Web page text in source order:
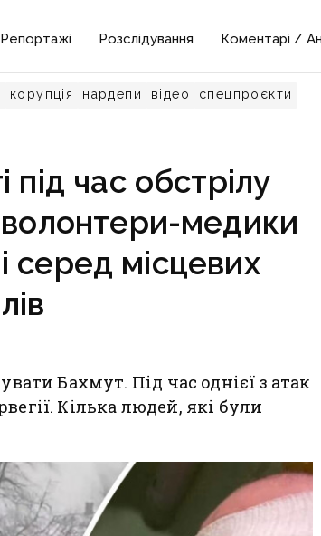
Репортажі Розслідування Коментарі /
корупція нардепи відео спецпроєкти
під час обстрілу
медики
серед місцевих
Бахмут. Під час однієї з атак
Кілька людей, які були